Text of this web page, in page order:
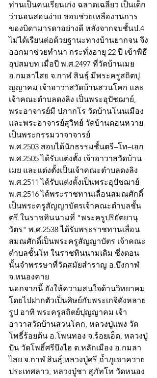
ท่านเป็นคนเรียนเก่ง ฉลาดเฉลียว เป็นเด็ก
ว่านอนสอนง่าย ชอบช่วยเหลืองานการ
ของบิดามารดาอย่างดี หลังจากจบชั้นป.4
ไม่ได้เรียนต่อด้วยฐานะทางบ้านยากจน จึง
ออกมาช่วยทำนา กระทั่งอายุ 22 ปี เข้าพิธี
อุปสมบท เมื่อปี พ.ศ.2497 ที่วัดบ้านเมย
อ.กมลาไสย จ.กาฬ สินธุ์ มีพระครูสถิตปุ
ญญาคม เจ้าอาวาสวัดบ้านสวนโคก และ
เจ้าคณะตำบลดงลิง เป็นพระอุปัชฌาย์,
พระอาจารย์มี ปภากโร วัดบ้านโนนเมือง
และพระอาจารย์สุวิทย์ วัดบ้านดอนหวาย
เป็นพระกรรมวาจาจารย์
พ.ศ.2503 สอบได้นักธรรมชั้นตรี–โท–เอก
พ.ศ.2505 ได้รับแต่งตั้ง เจ้าอาวาสวัดบ้าน
เมย และแต่งตั้งเป็นเจ้าคณะตำบลดงลิง
พ.ศ.2511 ได้รับแต่งตั้งเป็นพระอุปัชฌาย์
พ.ศ.2516 ได้พระราชทานเลื่อนสมณศักดิ์
เป็นพระครูสัญญาบัตรเจ้าคณะตำบลชั้น
ตรี ในราชทินนามที่ "พระครูปริยัตยานุ
วัตร" พ.ศ.2538 ได้รับพระราชทานเลื่อน
สมณศักดิ์เป็นพระครูสัญญาบัตร เจ้าคณะ
ตำบลชั้นโท ในราชทินนามเดิม ซึ่งตอน
นั้นจำพรรษาที่วัดสมัยสำราญ อ.บึงกาฬ
จ.หนองคาย
นอกจากนี้ ยังให้ความสนใจด้านวิทยาคม
โดยไปฝากตัวเป็นศิษย์กับพระเกจิดังหลาย
รูป อาทิ พระครูสถิตย์ปุญญาคม เจ้า
อาวาสวัดบ้านสวนโคก, หลวงปู่แพง วัด
โพธิ์ร้อยต้น อ.โพนทอง จ.ร้อยเอ็ด, หลวงปู่
ปัน วัดโพธิ์ศรีบึงไฮ ต.หลักเมือง อ.กมลา
ไสย จ.กาฬ สินธุ์,หลวงปู่ศรี ถ้ำภูเขาควาย
ประเทศลาว, หลวงปู่ชา สุภัทโท วัดหนอง